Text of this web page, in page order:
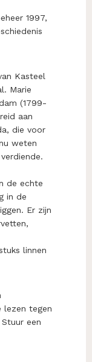
1997,
Kasteel
Marie
(1799-
aan
die voor
weten
de echte
in de
Er zijn
linnen
lezen tegen
een